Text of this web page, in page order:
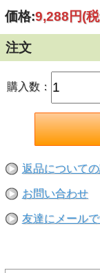
●泡タイプなので
がすぐ始まり、除
紙シール・ガムテ
ープ・表面コーテ
※両面テープ除去
注入し、はがして
【下地別適合表】
印刷物：× 壁紙
ス：○ タイル：○
皮革：× 焼付塗
○ その他樹脂：×
※○取れます △下
【注意】
●超強力タイプで
らお使いください。
ください。
価格:9,288円(
注文
購入数：
返品について
お問い合わせ
友達にメール